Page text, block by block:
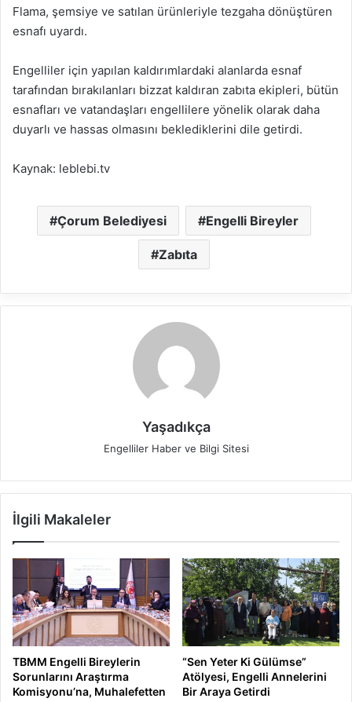
Flama, şemsiye ve satılan ürünleriyle tezgaha dönüştüren
esnafı uyardı.
Engelliler için yapılan kaldırımlardaki alanlarda esnaf
tarafından bırakılanları bizzat kaldıran zabıta ekipleri, bütün
esnafları ve vatandaşları engellilere yönelik olarak daha
duyarlı ve hassas olmasını beklediklerini dile getirdi.
Kaynak: leblebi.tv
Çorum Belediyesi Engelli Bireyler
Zabıta
Yaşadıkça
Engelliler Haber ve Bilgi Sitesi
İlgili Makaleler
TBMM Engelli Bireylerin
Sorunlarını Araştırma
Komisyonu’na, Muhalefetten
“Sen Yeter Ki Gülümse”
Atölyesi, Engelli Annelerini
Bir Araya Getirdi